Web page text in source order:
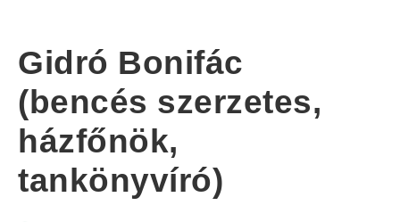
Gidró Bonifác
(bencés szerzetes,
házfőnök,
tankönyvíró)